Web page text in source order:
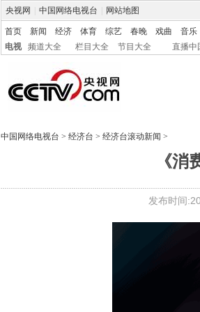
央视网 中国网络电视台 网站地图
首页 新闻 经济 体育 综艺 春晚 戏曲 音乐
电视
频道大全 栏目大全 节目大全 直播中
中国网络电视台 > 经济台 > 经济台滚动新闻 >
《消
发布时间